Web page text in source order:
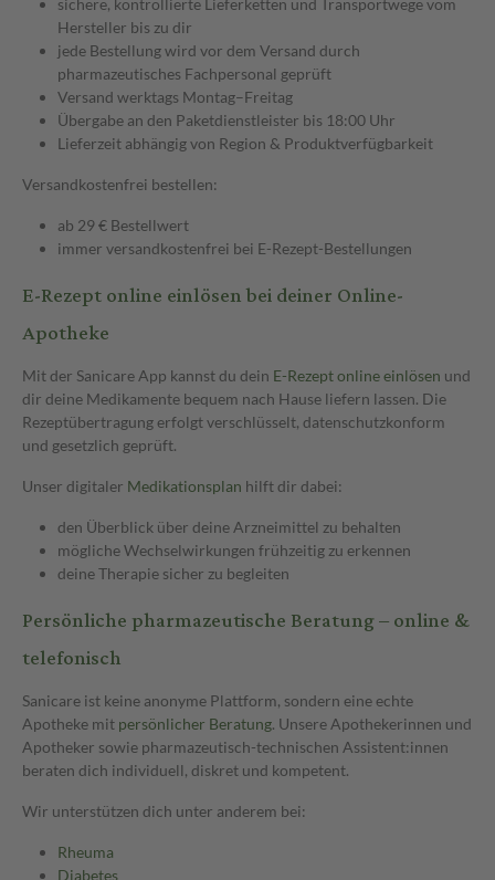
Hersteller bis zu dir
jede Bestellung wird vor dem Versand durch
pharmazeutisches Fachpersonal geprüft
Versand werktags Montag–Freitag
Übergabe an den Paketdienstleister bis 18:00 Uhr
Lieferzeit abhängig von Region & Produktverfügbarkeit
Versandkostenfrei bestellen:
ab 29 € Bestellwert
immer versandkostenfrei bei E-Rezept-Bestellungen
E-Rezept online einlösen bei deiner Online-
Apotheke
Mit der Sanicare App kannst du dein E-Rezept online einlösen und
dir deine Medikamente bequem nach Hause liefern lassen. Die
Rezeptübertragung erfolgt verschlüsselt, datenschutzkonform
und gesetzlich geprüft.
Unser digitaler Medikationsplan hilft dir dabei:
den Überblick über deine Arzneimittel zu behalten
mögliche Wechselwirkungen frühzeitig zu erkennen
deine Therapie sicher zu begleiten
Persönliche pharmazeutische Beratung – online &
telefonisch
Sanicare ist keine anonyme Plattform, sondern eine echte
Apotheke mit persönlicher Beratung. Unsere Apothekerinnen und
Apotheker sowie pharmazeutisch-technischen Assistent:innen
beraten dich individuell, diskret und kompetent.
Wir unterstützen dich unter anderem bei:
Rheuma
Diabetes